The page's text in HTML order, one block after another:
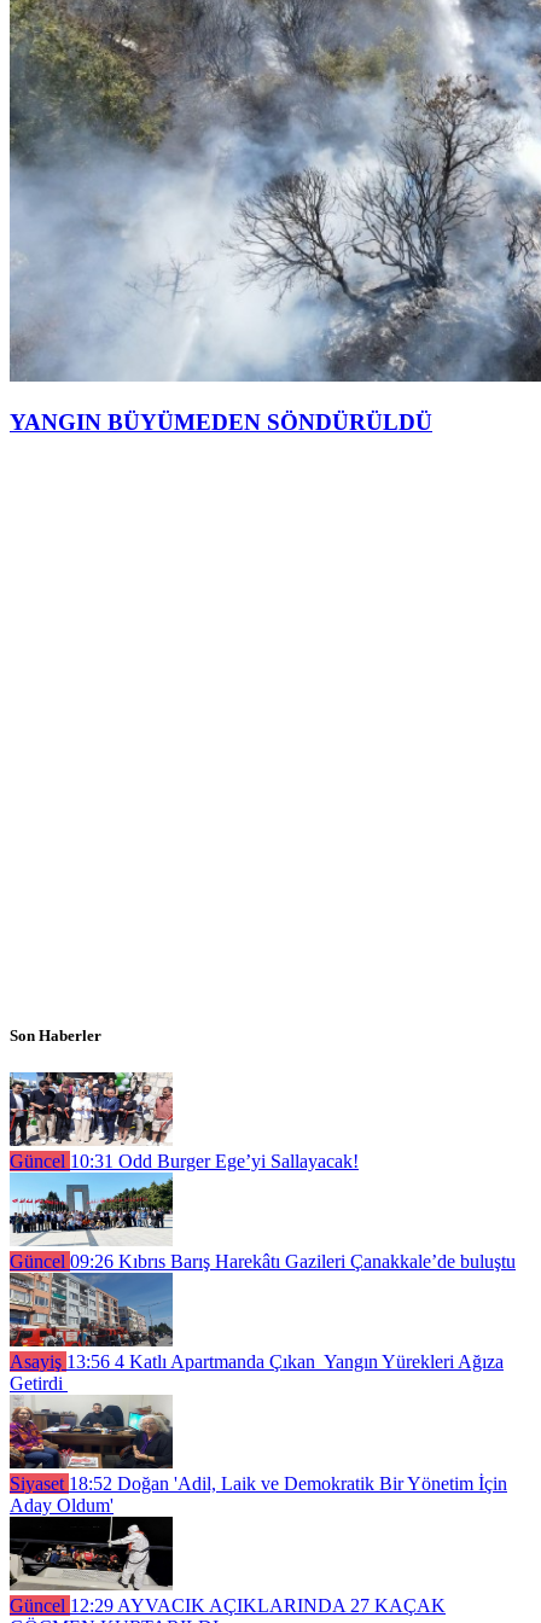
YANGIN BÜYÜMEDEN SÖNDÜRÜLDÜ
Son Haberler
Güncel 10:31 Odd Burger Ege’yi Sallayacak!
Güncel 09:26 Kıbrıs Barış Harekâtı Gazileri Çanakkale’de buluştu
Asayiş 13:56 4 Katlı Apartmanda Çıkan Yangın Yürekleri Ağıza
Getirdi
Siyaset 18:52 Doğan 'Adil, Laik ve Demokratik Bir Yönetim İçin
Aday Oldum'
Güncel 12:29 AYVACIK AÇIKLARINDA 27 KAÇAK